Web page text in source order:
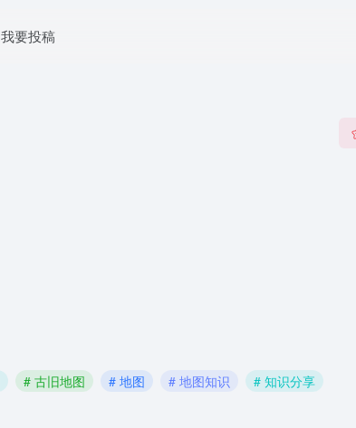
我要投稿
# 古旧地图 # 地图 # 地图知识 # 知识分享